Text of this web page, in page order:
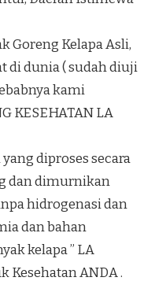
Goreng Kelapa Asli,
di dunia ( sudah diuji
kami
KESEHATAN LA
diproses secara
dan dimurnikan
hidrogenasi dan
dan bahan
kelapa ” LA
Kesehatan ANDA .